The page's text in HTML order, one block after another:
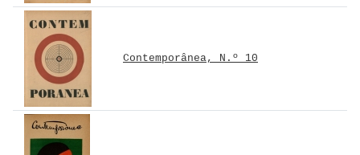
Contemporânea, N.º 10